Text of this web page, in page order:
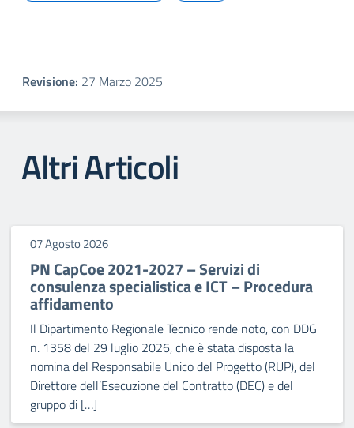
Revisione: 27 Marzo 2025
Altri Articoli
07 Agosto 2026
PN CapCoe 2021-2027 – Servizi di
consulenza specialistica e ICT – Procedura
affidamento
Il Dipartimento Regionale Tecnico rende noto, con DDG
n. 1358 del 29 luglio 2026, che è stata disposta la
nomina del Responsabile Unico del Progetto (RUP), del
Direttore dell’Esecuzione del Contratto (DEC) e del
gruppo di […]